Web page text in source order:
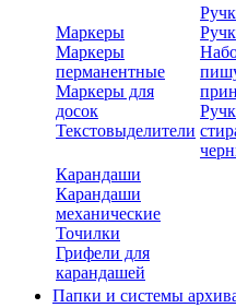
Маркеры
Маркеры
перманентные
Маркеры для
досок
Текстовыделители
Карандаши
Карандаши
механические
Точилки
Грифели для
карандашей
Папки и системы